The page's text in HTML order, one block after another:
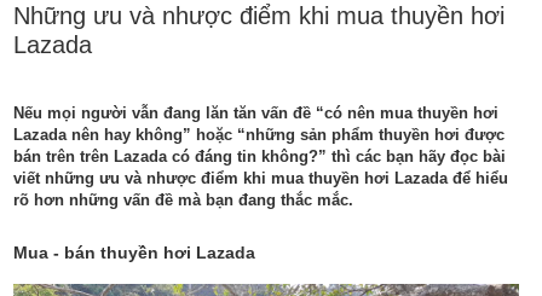
Những ưu và nhược điểm khi mua thuyền hơi
Lazada
Nếu mọi người vẫn đang lăn tăn vấn đề “có nên mua thuyền hơi
Lazada nên hay không” hoặc “những sản phẩm thuyền hơi được
bán trên trên Lazada có đáng tin không?” thì các bạn hãy đọc bài
viết những ưu và nhược điểm khi mua thuyền hơi Lazada để hiểu
rõ hơn những vấn đề mà bạn đang thắc mắc.
Mua - bán thuyền hơi Lazada